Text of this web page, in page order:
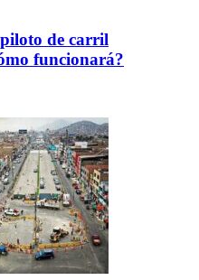
de carril
funcionará?